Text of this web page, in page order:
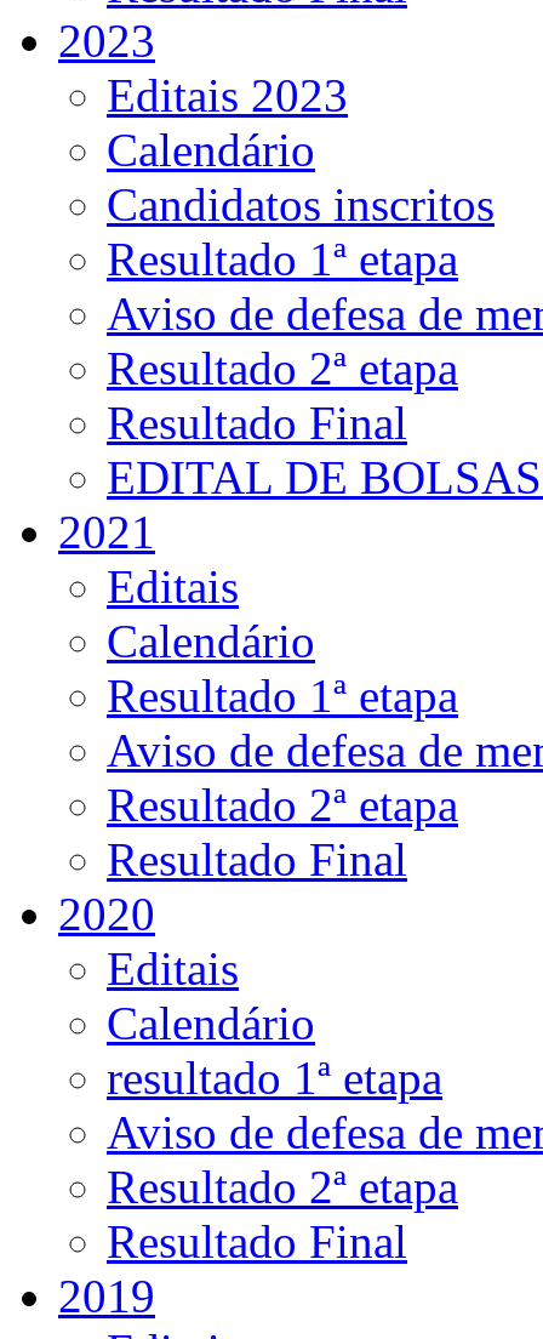
2023
Editais 2023
Calendário
Candidatos inscritos
Resultado 1ª etapa
Aviso de defesa de
Resultado 2ª etapa
Resultado Final
EDITAL DE
2021
Editais
Calendário
Resultado 1ª etapa
Aviso de defesa de
Resultado 2ª etapa
Resultado Final
2020
Editais
Calendário
resultado 1ª etapa
Aviso de defesa de
Resultado 2ª etapa
Resultado Final
2019